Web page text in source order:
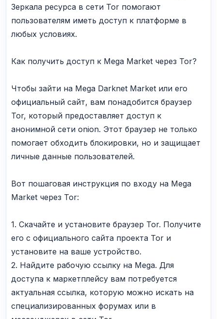
Зеркала ресурса в сети Tor помогают
пользователям иметь доступ к платформе в
любых условиях.
Как получить доступ к Mega Market через Tor?
Чтобы зайти на Mega Darknet Market или его
официальный сайт, вам понадобится браузер
Tor, который предоставляет доступ к
анонимной сети onion. Этот браузер не только
помогает обходить блокировки, но и защищает
личные данные пользователей.
Вот пошаговая инструкция по входу на Mega
Market через Tor:
1. Скачайте и установите браузер Tor. Получите
его с официального сайта проекта Tor и
установите на ваше устройство.
2. Найдите рабочую ссылку на Mega. Для
доступа к маркетплейсу вам потребуется
актуальная ссылка, которую можно искать на
специализированных форумах или в